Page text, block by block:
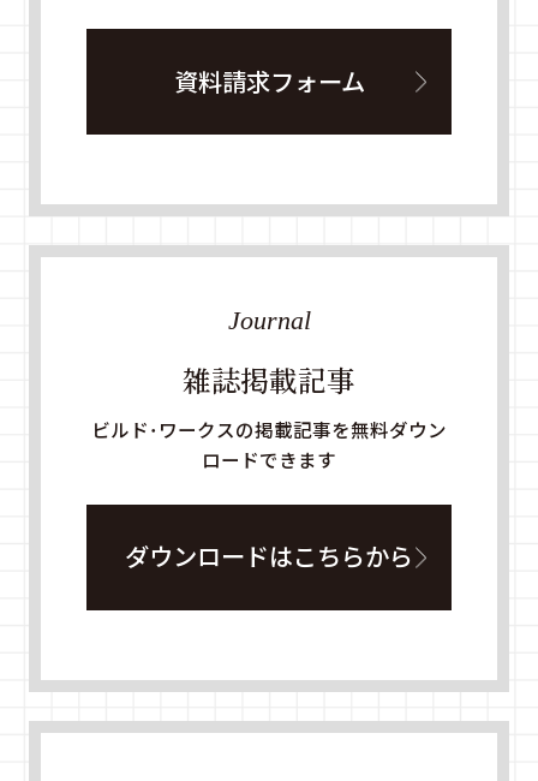
資料請求フォーム
雑誌掲載記事
Journal
ビルド・ワークスの掲載記事を無料ダウン
ロードできます
ダウンロードはこちらから